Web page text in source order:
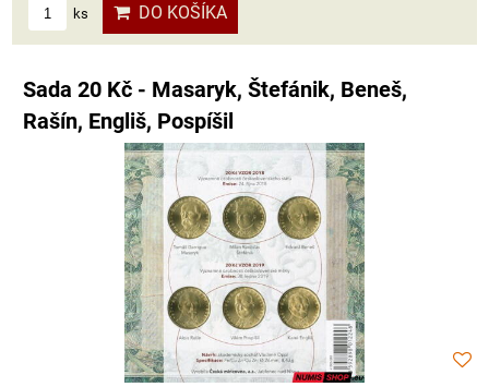
ks DO KOŠÍKA
Sada 20 Kč - Masaryk, Štefánik, Beneš,
Rašín, Engliš, Pospíšil